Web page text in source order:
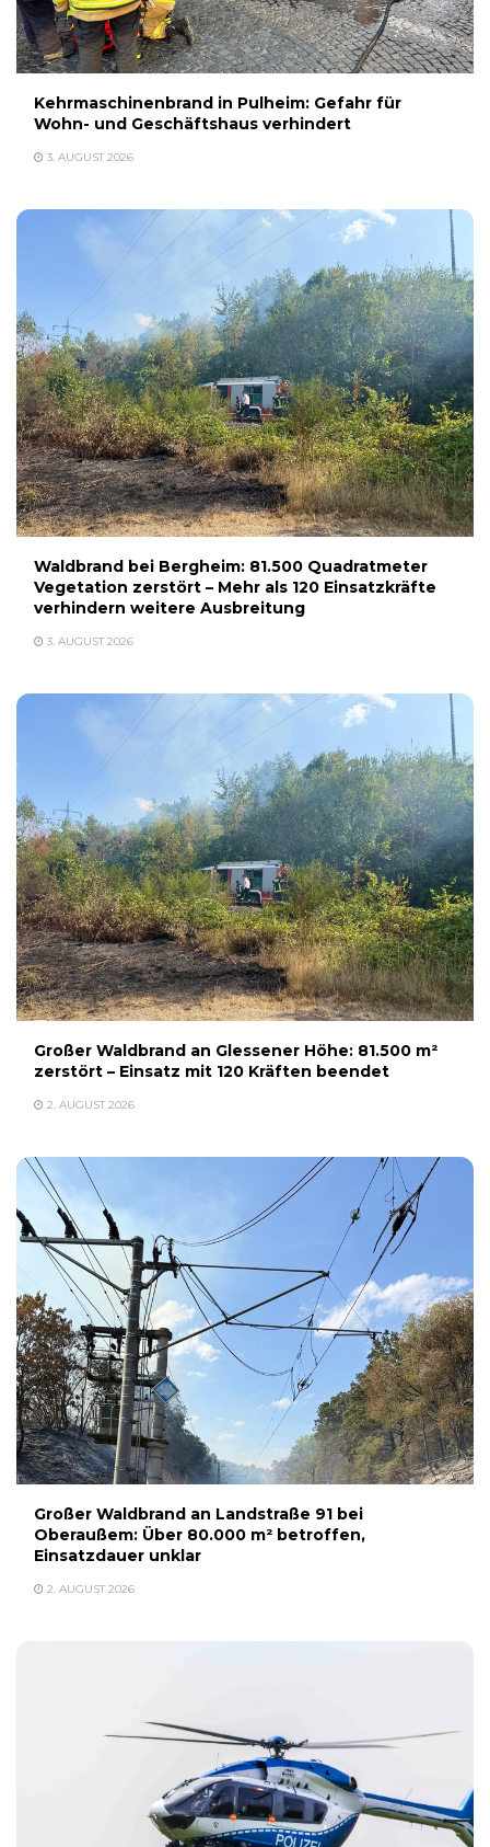
Kehrmaschinenbrand in Pulheim: Gefahr für
Wohn- und Geschäftshaus verhindert
3. AUGUST 2026
Waldbrand bei Bergheim: 81.500 Quadratmeter
Vegetation zerstört – Mehr als 120 Einsatzkräfte
verhindern weitere Ausbreitung
3. AUGUST 2026
Großer Waldbrand an Glessener Höhe: 81.500 m²
zerstört – Einsatz mit 120 Kräften beendet
2. AUGUST 2026
Großer Waldbrand an Landstraße 91 bei
Oberaußem: Über 80.000 m² betroffen,
Einsatzdauer unklar
2. AUGUST 2026